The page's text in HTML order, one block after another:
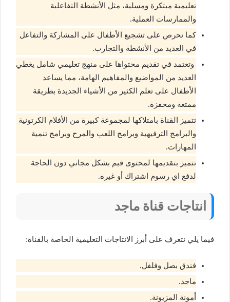
تعليمية مبتكرة ومسلية، مثل الأنشطة التفاعلية
والممارسات العملية.
كما تحرص على تشجيع الأطفال على المشاركة والتفاعل
في العديد من الأنشطة والتجارب.
وتعتمد في تقديم محتواها على منهج تعليمي شامل يغطي
العديد من المواضيع والمفاهيم الهامة، مما يساعد
الأطفال على تعلم الكثير من الأشياء الجديدة بطريقة
ممتعة ومحفزة.
تتميز القناة بامتلاكها لمجموعة كبيرة من الأفلام الكرتونية
والبرامج الترفيهية وبرامج اللعب والمرح وبرامج تنمية
المهارات.
تتميز بتقديمها لمحتوى قيم بشكل مجاني دون الحاجة
لدفع اي رسوم اشتراك أو غيره.
انتاجات قناة ماجد
فيما يلي نتعرف على أبرز الانتاجات التعليمية الخاصة بالقناة:
فندق بصل وفلفل.
ماجد.
أمونة المزيونة.